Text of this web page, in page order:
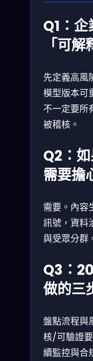
Q1：
「可解
先定義高風
模型版本可
不一定要所
被稽核。
Q2：
需要擔
需要。內容
訊號，資料
與受眾分群
Q3：
做的三
盤點流程與
核/可驗證
續監控與合